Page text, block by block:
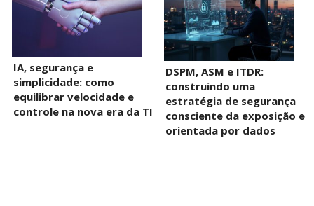
IA, segurança e
simplicidade: como
equilibrar velocidade e
controle na nova era da TI
DSPM, ASM e ITDR:
construindo uma
estratégia de segurança
consciente da exposição e
orientada por dados